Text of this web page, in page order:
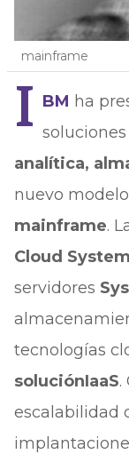
mainframe
I BM ha
analítica,
nuevo
mainframe.
Cloud System
servidores
tecnologías
soluciónIaaS.
escalabilidad